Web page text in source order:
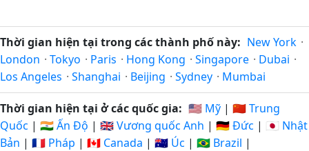
Thời gian hiện tại trong các thành phố này: New York ·
London · Tokyo · Paris · Hong Kong · Singapore · Dubai ·
Los Angeles · Shanghai · Beijing · Sydney · Mumbai
Thời gian hiện tại ở các quốc gia: 🇺🇸 Mỹ | 🇨🇳 Trung
Quốc | 🇮🇳 Ấn Độ | 🇬🇧 Vương quốc Anh | 🇩🇪 Đức | 🇯🇵 Nhật
Bản | 🇫🇷 Pháp | 🇨🇦 Canada | 🇦🇺 Úc | 🇧🇷 Brazil |